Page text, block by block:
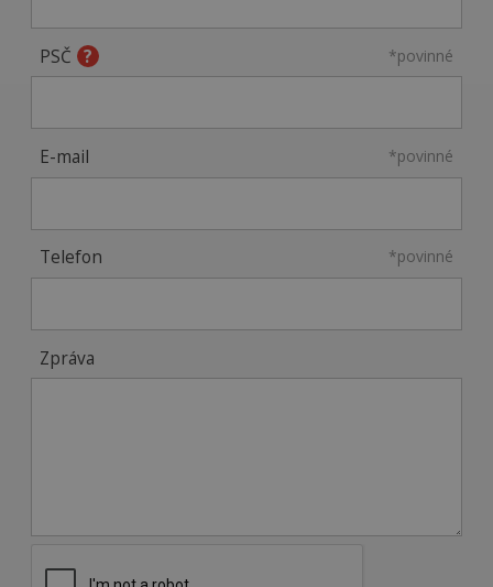
PSČ *povinné
E-mail *povinné
Telefon *povinné
Zpráva